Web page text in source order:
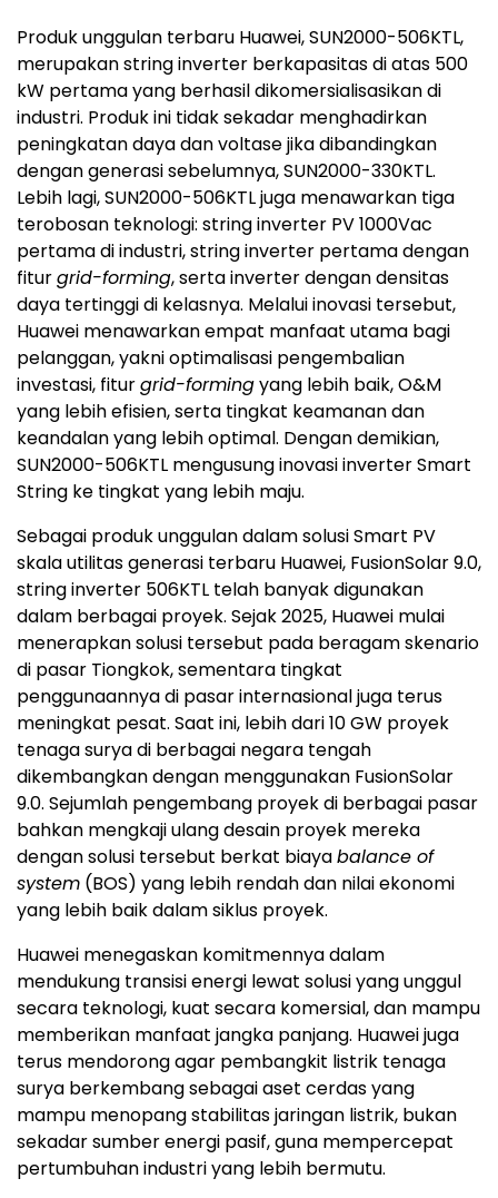
Produk unggulan terbaru Huawei, SUN2000-506KTL,
merupakan string inverter berkapasitas di atas 500
kW pertama yang berhasil dikomersialisasikan di
industri. Produk ini tidak sekadar menghadirkan
peningkatan daya dan voltase jika dibandingkan
dengan generasi sebelumnya, SUN2000-330KTL.
Lebih lagi, SUN2000-506KTL juga menawarkan tiga
terobosan teknologi: string inverter PV 1000Vac
pertama di industri, string inverter pertama dengan
fiturgrid-forming, serta inverter dengan densitas
daya tertinggi di kelasnya. Melalui inovasi tersebut,
Huawei menawarkan empat manfaat utama bagi
pelanggan, yakni optimalisasi pengembalian
investasi, fiturgrid-formingyang lebih baik, O&M
yang lebih efisien, serta tingkat keamanan dan
keandalan yang lebih optimal. Dengan demikian,
SUN2000-506KTL mengusung inovasi inverter Smart
String ke tingkat yang lebih maju.
Sebagai produk unggulan dalam solusi Smart PV
skala utilitas generasi terbaru Huawei, FusionSolar 9.0,
string inverter 506KTL telah banyak digunakan
dalam berbagai proyek. Sejak 2025, Huawei mulai
menerapkan solusi tersebut pada beragam skenario
di pasar Tiongkok, sementara tingkat
penggunaannya di pasar internasional juga terus
meningkat pesat. Saat ini, lebih dari 10 GW proyek
tenaga surya di berbagai negara tengah
dikembangkan dengan menggunakan FusionSolar
9.0. Sejumlah pengembang proyek di berbagai pasar
bahkan mengkaji ulang desain proyek mereka
dengan solusi tersebut berkat biayabalance of
system (BOS) yang lebih rendah dan nilai ekonomi
yang lebih baik dalam siklus proyek.
Huawei menegaskan komitmennya dalam
mendukung transisi energi lewat solusi yang unggul
secara teknologi, kuat secara komersial, dan mampu
memberikan manfaat jangka panjang. Huawei juga
terus mendorong agar pembangkit listrik tenaga
surya berkembang sebagai aset cerdas yang
mampu menopang stabilitas jaringan listrik, bukan
sekadar sumber energi pasif, guna mempercepat
pertumbuhan industri yang lebih bermutu.